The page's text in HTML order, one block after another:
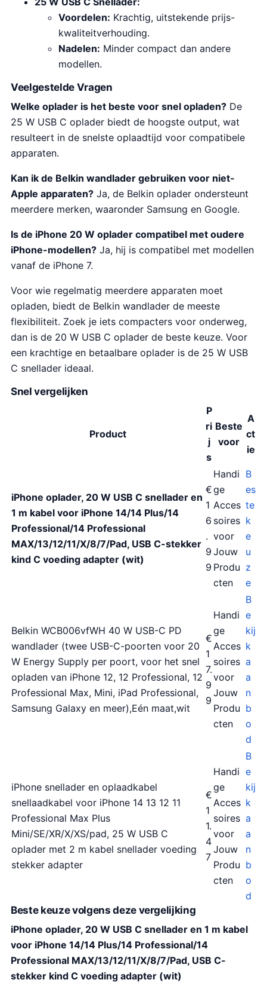
Voordelen: Krachtig, uitstekende prijs-
kwaliteitverhouding.
Nadelen: Minder compact dan andere
modellen.
Veelgestelde Vragen
Welke oplader is het beste voor snel opladen? De
25 W USB C oplader biedt de hoogste output, wat
resulteert in de snelste oplaadtijd voor compatibele
apparaten.
Kan ik de Belkin wandlader gebruiken voor niet-
Apple apparaten? Ja, de Belkin oplader ondersteunt
meerdere merken, waaronder Samsung en Google.
Is de iPhone 20 W oplader compatibel met oudere
iPhone-modellen? Ja, hij is compatibel met modellen
vanaf de iPhone 7.
Voor wie regelmatig meerdere apparaten moet
opladen, biedt de Belkin wandlader de meeste
flexibiliteit. Zoek je iets compacters voor onderweg,
dan is de 20 W USB C oplader de beste keuze. Voor
een krachtige en betaalbare oplader is de 25 W USB
C snellader ideaal.
Snel vergelijken
Product
P
ri
j
s
Beste
voor
A
ct
ie
iPhone oplader, 20 W USB C snellader en
1 m kabel voor iPhone 14/14 Plus/14
Professional/14 Professional
MAX/13/12/11/X/8/7/Pad, USB C-stekker
kind C voeding adapter (wit)
€
1
6
.
9
9
Handi
ge
Acces
soires
voor
Jouw
Produ
cten
B
es
te
k
e
u
z
e
Belkin WCB006vfWH 40 W USB-C PD
wandlader (twee USB-C-poorten voor 20
W Energy Supply per poort, voor het snel
opladen van iPhone 12, 12 Professional, 12
Professional Max, Mini, iPad Professional,
Samsung Galaxy en meer),Eén maat,wit
€
1
7.
9
9
Handi
ge
Acces
soires
voor
Jouw
Produ
cten
B
e
kij
k
a
a
n
b
o
d
iPhone snellader en oplaadkabel
snellaadkabel voor iPhone 14 13 12 11
Professional Max Plus
Mini/SE/XR/X/XS/pad, 25 W USB C
oplader met 2 m kabel snellader voeding
stekker adapter
€
1
1.
4
7
Handi
ge
Acces
soires
voor
Jouw
Produ
cten
B
e
kij
k
a
a
n
b
o
d
Beste keuze volgens deze vergelijking
iPhone oplader, 20 W USB C snellader en 1 m kabel
voor iPhone 14/14 Plus/14 Professional/14
Professional MAX/13/12/11/X/8/7/Pad, USB C-
stekker kind C voeding adapter (wit)